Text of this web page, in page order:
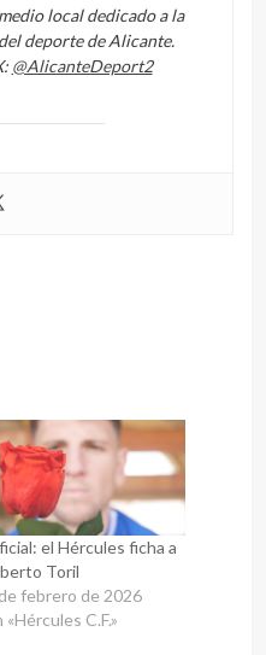
local dedicado a la
deporte de Alicante.
@AlicanteDeport2
el Hércules ficha a
Toril
febrero de 2026
«Hércules C.F.»